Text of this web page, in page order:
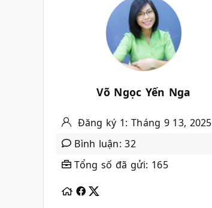
Võ Ngọc Yến Nga
Đăng ký 1: Tháng 9 13, 2025
Bình luận: 32
Tổng số đã gửi: 165